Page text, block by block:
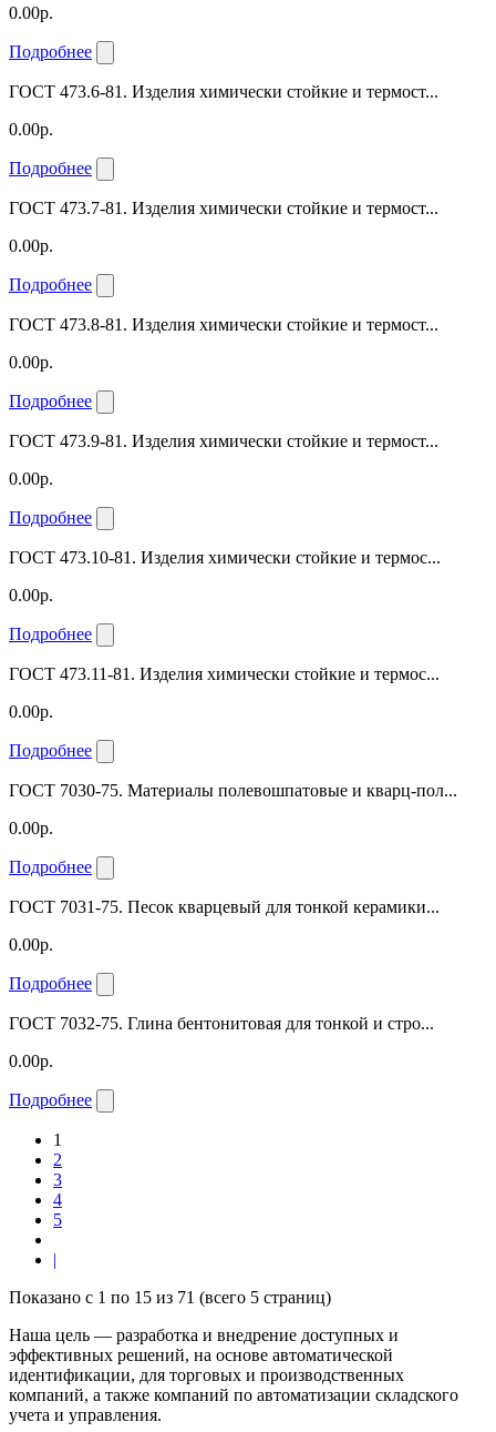
0.00р.
Подробнее
ГОСТ 473.6-81. Изделия химически стойкие и термост...
0.00р.
Подробнее
ГОСТ 473.7-81. Изделия химически стойкие и термост...
0.00р.
Подробнее
ГОСТ 473.8-81. Изделия химически стойкие и термост...
0.00р.
Подробнее
ГОСТ 473.9-81. Изделия химически стойкие и термост...
0.00р.
Подробнее
ГОСТ 473.10-81. Изделия химически стойкие и термос...
0.00р.
Подробнее
ГОСТ 473.11-81. Изделия химически стойкие и термос...
0.00р.
Подробнее
ГОСТ 7030-75. Материалы полевошпатовые и кварц-пол...
0.00р.
Подробнее
ГОСТ 7031-75. Песок кварцевый для тонкой керамики...
0.00р.
Подробнее
ГОСТ 7032-75. Глина бентонитовая для тонкой и стро...
0.00р.
Подробнее
1
2
3
4
5
|
Показано с 1 по 15 из 71 (всего 5 страниц)
Наша цель — разработка и внедрение доступных и
эффективных решений, на основе автоматической
идентификации, для торговых и производственных
компаний, а также компаний по автоматизации складского
учета и управления.